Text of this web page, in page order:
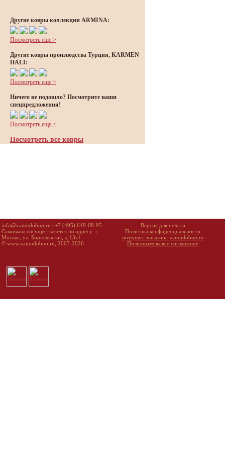
Другие ковры коллекции ARMINA:
Посмотреть еще >
Другие ковры производства Турция, KARMEN
HALI:
Посмотреть еще >
Ничего не подошло? Посмотрите наши
спецпредложения!
Посмотреть еще >
Посмотреть все ковры
info@vamudobno.ru | +7 (495) 649-08-95
Самовывоз осуществляется по адресу: г.
Москва, ул. Бирюлевская, д.13к1
© www.vamudobno.ru, 2007-2026
Версия для печати
Политика конфиденциальности
интернет-магазина vamudobno.ru
Пользовательское соглашение